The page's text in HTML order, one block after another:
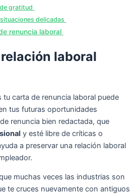
gratitud
delicadas
renuncia laboral
laboral
tu carta de renuncia laboral puede
tus futuras oportunidades
renuncia bien redactada, que
y esté libre de críticas o
a preservar una relación laboral
muchas veces las industrias son
te cruces nuevamente con antiguos